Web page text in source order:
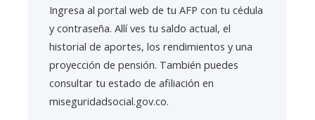
Ingresa al portal web de tu AFP con tu cédula
y contraseña. Allí ves tu saldo actual, el
historial de aportes, los rendimientos y una
proyección de pensión. También puedes
consultar tu estado de afiliación en
miseguridadsocial.gov.co.